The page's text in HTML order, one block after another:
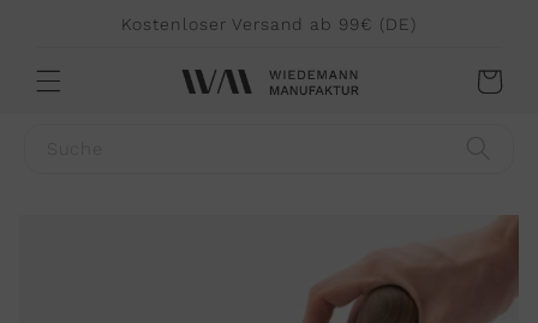
Kostenloser Versand ab 99€ (DE)
Warenkorb